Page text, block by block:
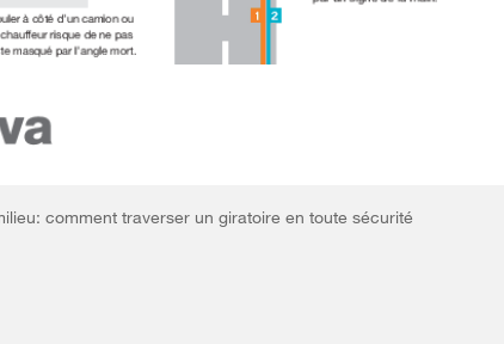
comment traverser un giratoire en toute sécurité